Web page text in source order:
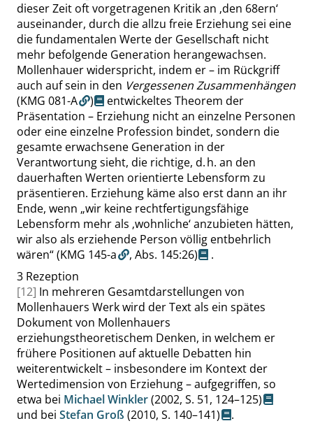
dieser Zeit oft vorgetragenen Kritik an ‚den 68ern‘
auseinander, durch die allzu freie Erziehung sei eine
die fundamentalen Werte der Gesellschaft nicht
mehr befolgende Generation herangewachsen.
Mollenhauer widerspricht, indem er – im Rückgriff
auch auf sein in den Vergessenen Zusammenhängen
(KMG 081-A
)
entwickeltes Theorem der
Präsentation – Erziehung nicht an einzelne Personen
oder eine einzelne Profession bindet, sondern die
gesamte erwachsene Generation in der
Verantwortung sieht, die richtige, d. h. an den
dauerhaften Werten orientierte Lebensform zu
präsentieren. Erziehung käme also erst dann an ihr
Ende, wenn „wir keine rechtfertigungsfähige
Lebensform mehr als ‚wohnliche‘anzubieten hätten,
wir also als erziehende Person völlig entbehrlich
wären“(KMG 145-a , Abs. 145:26)
.
3 Rezeption
[12] In mehreren Gesamtdarstellungen von
Mollenhauers Werk wird der Text als ein spätes
Dokument von Mollenhauers
erziehungstheoretischem Denken, in welchem er
frühere Positionen auf aktuelle Debatten hin
weiterentwickelt – insbesondere im Kontext der
Wertedimension von Erziehung – aufgegriffen, so
etwa bei Michael Winkler(2002, S. 51, 124–125)
und bei Stefan Groß (2010, S. 140–141)
.